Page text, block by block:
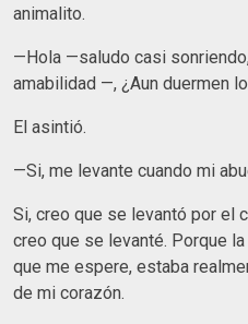
animalito.
—Hola —saludo casi
amabilidad —, ¿Aun duermen
El asintió.
—Si, me levante cuando mi
Si, creo que se levantó por el
creo que se levanté. Porque
que me espere, estaba
de mi corazón.